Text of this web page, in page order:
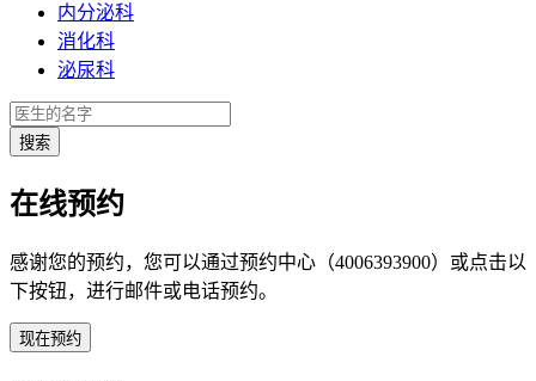
内分泌科
消化科
泌尿科
在线预约
感谢您的预约，您可以通过预约中心（4006393900）或点击以
下按钮，进行邮件或电话预约。